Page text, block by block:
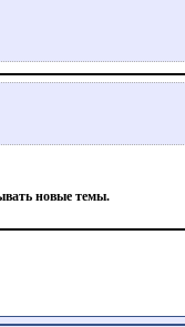
новые темы.